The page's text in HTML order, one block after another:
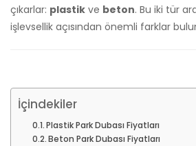
çıkarlar: plastik ve beton. Bu iki tür
işlevsellik açısından önemli farklar
İçindekiler
Plastik Park Dubası Fiyatları
Beton Park Dubası Fiyatları